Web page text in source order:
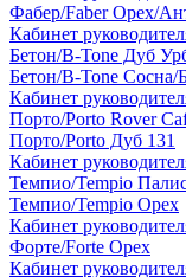
Фабер/Faber Орех/
Кабинет
Бетон/B-Tone Дуб
Бетон/B-Tone Сосна/
Кабинет
Порто/Porto Rover
Порто/Porto Дуб 131
Кабинет
Темпио/Tempio
Темпио/Tempio Орех
Кабинет
Форте/Forte Орех
Кабинет